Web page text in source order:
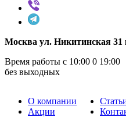
Москва ул. Никитинская 31
Время работы с 10:00 0 19:00
без выходных
О компании
Акции